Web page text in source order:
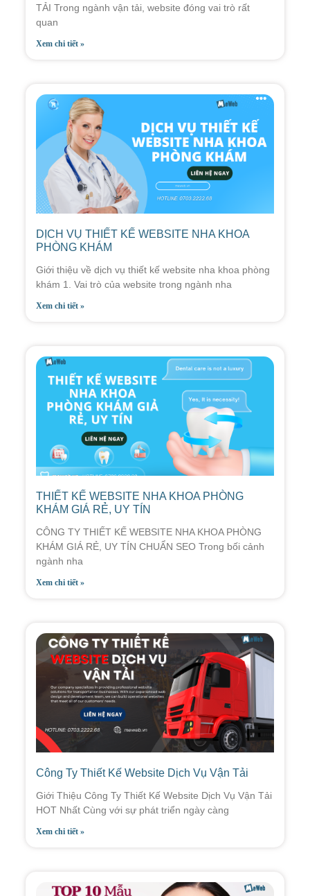
TẢI Trong ngành vận tải, website đóng vai trò rất
quan
Xem chi tiết »
DỊCH VỤ THIẾT KẾ WEBSITE NHA KHOA
PHÒNG KHÁM
Giới thiệu về dịch vụ thiết kế website nha khoa phòng
khám 1. Vai trò của website trong ngành nha
Xem chi tiết »
THIẾT KẾ WEBSITE NHA KHOA PHÒNG
KHÁM GIÁ RẺ, UY TÍN
CÔNG TY THIẾT KẾ WEBSITE NHA KHOA PHÒNG
KHÁM GIÁ RẺ, UY TÍN CHUẨN SEO Trong bối cảnh
ngành nha
Xem chi tiết »
Công Ty Thiết Kế Website Dịch Vụ Vận Tải
Giới Thiệu Công Ty Thiết Kế Website Dịch Vụ Vận Tải
HOT Nhất Cùng với sự phát triển ngày càng
Xem chi tiết »